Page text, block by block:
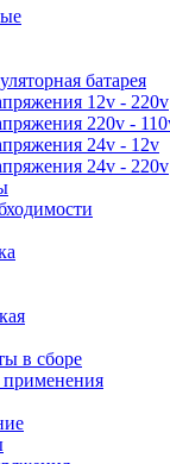
батарея
12v - 220v
220v -
24v - 12v
24v - 220v
в сборе